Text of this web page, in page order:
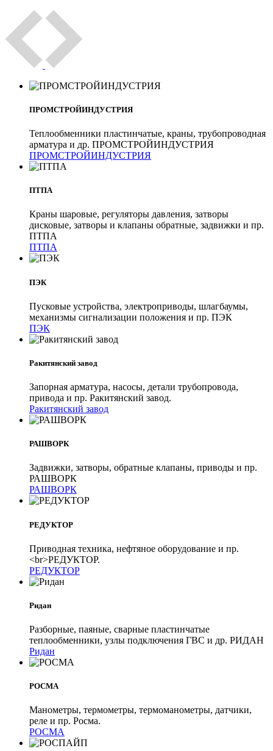
ПРОМСТРОЙИНДУСТРИЯ
Теплообменники пластинчатые, краны, трубопроводная
арматура и др. ПРОМСТРОЙИНДУСТРИЯ
ПРОМСТРОЙИНДУСТРИЯ
ПТПА
Краны шаровые, регуляторы давления, затворы
дисковые, затворы и клапаны обратные, задвижки и пр.
ПТПА
ПТПА
ПЭК
Пусковые устройства, электроприводы, шлагбаумы,
механизмы сигнализации положения и пр. ПЭК
ПЭК
Ракитянский завод
Запорная арматура, насосы, детали трубопровода,
привода и пр. Ракитянский завод.
Ракитянский завод
РАШВОРК
Задвижки, затворы, обратные клапаны, приводы и пр.
РАШВОРК
РАШВОРК
РЕДУКТОР
Приводная техника, нефтяное оборудование и пр.
<br>РЕДУКТОР.
РЕДУКТОР
Ридан
Разборные, паяные, сварные пластинчатые
теплообменники, узлы подключения ГВС и др. РИДАН
Ридан
РОСМА
Манометры, термометры, термоманометры, датчики,
реле и пр. Росма.
РОСМА